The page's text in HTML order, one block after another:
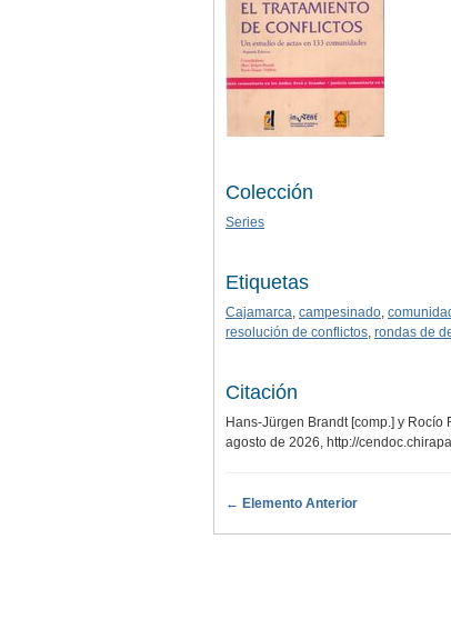
Colección
Series
Etiquetas
Cajamarca campesinado
resolución de conflictos rondas de
Citación
Hans-Jürgen Brandt [comp.] y Rocío
agosto de 2026, http://
← Elemento Anterior